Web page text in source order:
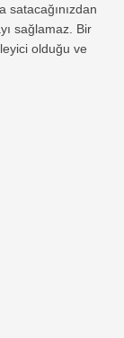
sağlamaz. Bir
olduğu ve